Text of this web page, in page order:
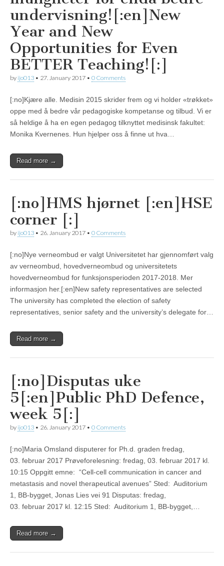
undervisning![:en]New
Year and New
Opportunities for Even
BETTER Teaching![:]
by ijo013 • 27. January 2017 • 0 Comments
[:no]Kjære alle. Medisin 2015 skrider frem og vi holder «trøkket»
oppe med å bedre vår pedagogiske kompetanse og tilbud. Vi er
så heldige å ha en egen pedagog tilknyttet medisinsk fakultet:
Monika Kvernenes. Hun hjelper oss å finne ut hva…
Read more →
[:no]HMS hjørnet [:en]HSE
corner [:]
by ijo013 • 26. January 2017 • 0 Comments
[:no]Nye verneombud er valgt Universitetet har gjennomført valg
av verneombud, hovedverneombud og universitetets
hovedverneombud for funksjonsperioden 2017-2018. Mer
informasjon her.[:en]New safety representatives are selected
The university has completed the election of safety
representatives, senior safety and the university’s delegate for…
Read more →
[:no]Disputas uke
5[:en]Public PhD Defence,
week 5[:]
by ijo013 • 26. January 2017 • 0 Comments
[:no]Maria Omsland disputerer for Ph.d. graden fredag,
03. februar 2017 Prøveforelesning: fredag, 03. februar 2017 kl.
10:15 Oppgitt emne: “Cell-cell communication in cancer and
metastasis and novel therapeutical avenues” Sted: Auditorium
1, BB-bygget, Jonas Lies vei 91 Disputas: fredag,
03. februar 2017 kl. 12:15 Sted: Auditorium 1, BB-bygget,…
Read more →